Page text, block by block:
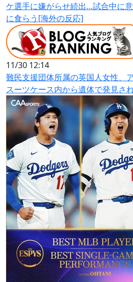
ケ選手に嫌がらせ続出…試合中に
に食らう[海外の反応]
11/30 12:14
難民支援団体所属の英国人女性、
スーツケース内から遺体で発見さ